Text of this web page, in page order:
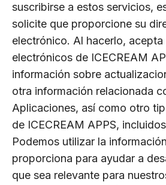
suscribirse a estos servicios,
solicite que proporcione su
electrónico. Al hacerlo,
electrónicos de ICECREAM
información sobre
otra información relacionada
Aplicaciones, así como otro
de ICECREAM APPS,
Podemos utilizar la
proporciona para ayudar a
que sea relevante para